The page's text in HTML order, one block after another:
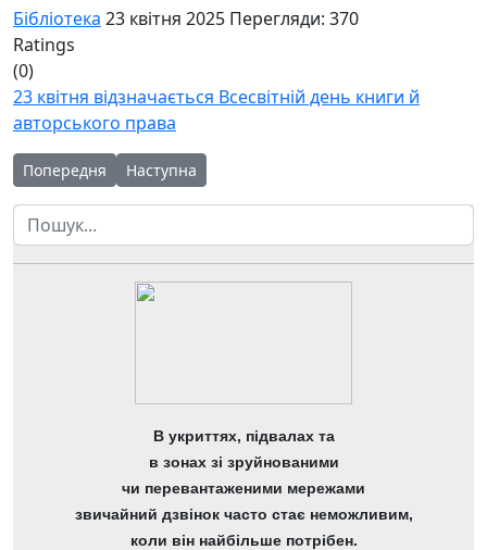
Бібліотека 23 квітня 2025 Перегляди: 370
Ratings
(0)
23 квітня відзначається Всесвітній день книги й
авторського права
Попередня стаття: 23 квітня у межах STEMSpring2026
Попередня Наступна стаття: Напередодні свята
Наступна
Пошук
В укриттях, підвалах та
в зонах зі зруйнованими
чи перевантаженими мережами
звичайний дзвінок часто стає неможливим,
коли він найбільше потрібен.